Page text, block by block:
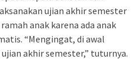
ujian akhir semester
anak karena ada anak
“Mengingat, di awal
akhir semester,” tuturnya.